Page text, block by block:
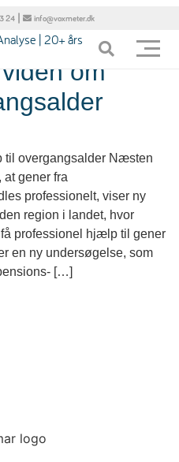
24 | info@voxmeter.dk
om
til overgangsalder Næsten
at gener fra
professionelt, viser ny
region i landet, hvor
professionel hjælp til gener
en ny undersøgelse, som
[…]